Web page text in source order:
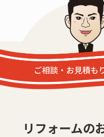
リフォームの